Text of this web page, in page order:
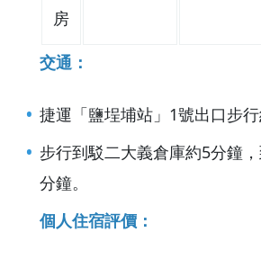
房
交通：
捷運「鹽埕埔站」1號出口步行
步行到駁二大義倉庫約5分鐘
分鐘。
個人住宿評價：